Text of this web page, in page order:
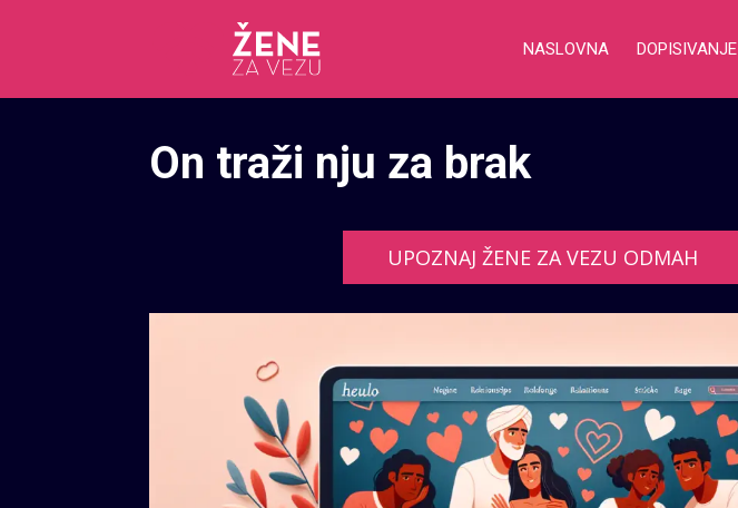
NASLOVNA DOPISIVANJE
On traži nju za brak
UPOZNAJ ŽENE ZA VEZU ODMAH